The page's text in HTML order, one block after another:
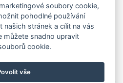
poukaz na míru
box
Kolekce
KOLEKCE 🌸🌼
soubory cookie,
pohodlné používání
našich stránek a cílit na vás
můžete snadno upravit
cookie.
vše